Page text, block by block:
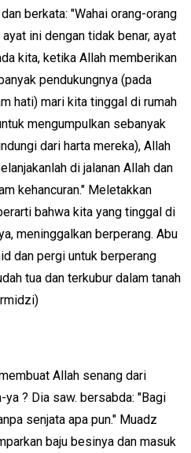
berkata: "Wahai orang-orang
ini dengan tidak benar, ayat
kita, ketika Allah memberikan
pendukungnya (pada
hati) mari kita tinggal di rumah
mengumpulkan sebanyak
dari harta mereka), Allah
di jalanan Allah dan
kehancuran." Meletakkan
bahwa kita yang tinggal di
meninggalkan berperang. Abu
dan pergi untuk berperang
tua dan terkubur dalam tanah
Allah senang dari
? Dia saw. bersabda: "Bagi
senjata apa pun." Muadz
baju besinya dan masuk